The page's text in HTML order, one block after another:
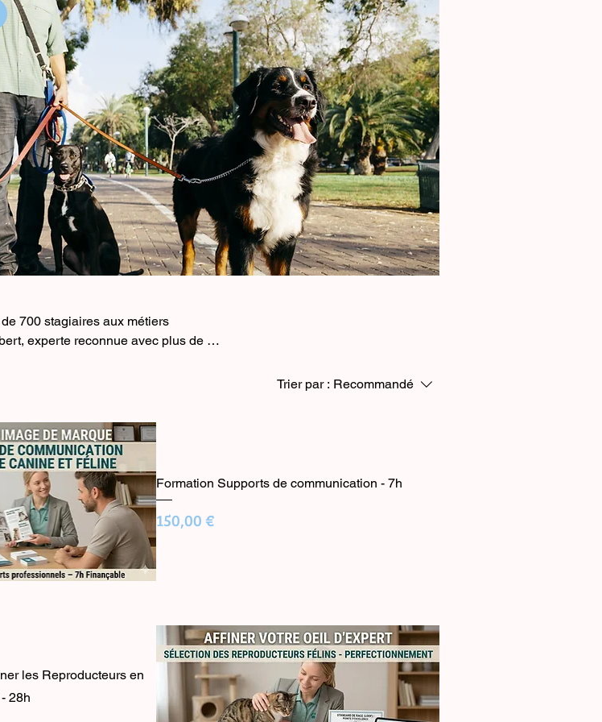
700 stagiaires aux métiers
experte reconnue avec plus de 35
au programme du Ministère
Trier par : Recommandé
Formation Supports de communication - 7h
Prix
150,00 €
les Reproducteurs en
28h